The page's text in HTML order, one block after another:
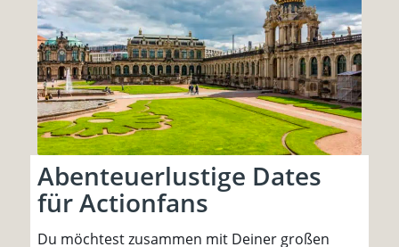
Abenteuerlustige Dates
für Actionfans
Du möchtest zusammen mit Deiner großen